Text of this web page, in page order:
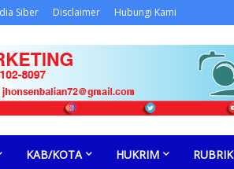
Siber Disclaimer Hubungi Kami
KAB/KOTA HUKRIM RUBRIK